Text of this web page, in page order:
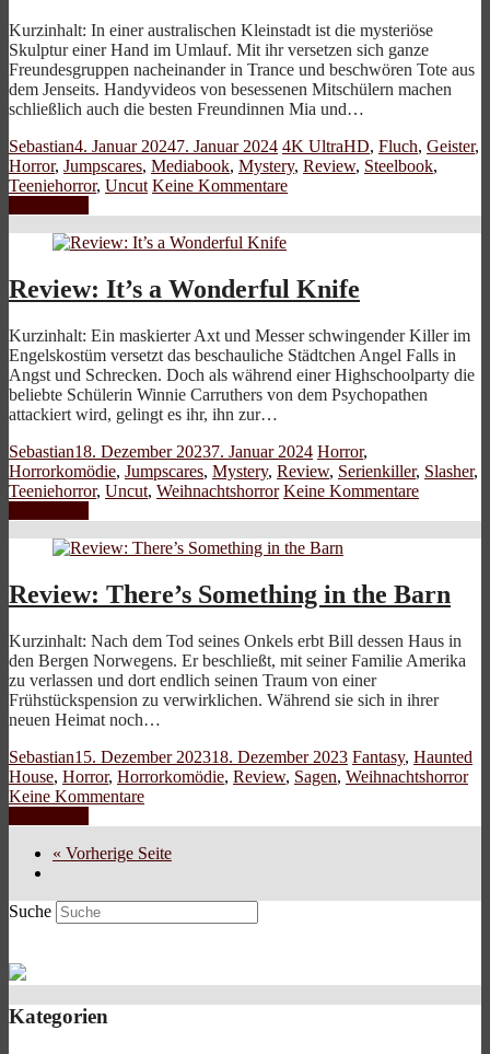
Kurzinhalt: In einer australischen Kleinstadt ist die mysteriöse
Skulptur einer Hand im Umlauf. Mit ihr versetzen sich ganze
Freundesgruppen nacheinander in Trance und beschwören Tote aus
dem Jenseits. Handyvideos von besessenen Mitschülern machen
schließlich auch die besten Freundinnen Mia und…
Sebastian4. Januar 20247. Januar 2024 4K UltraHD, Fluch, Geister,
Horror, Jumpscares, Mediabook, Mystery, Review, Steelbook,
Teeniehorror, Uncut Keine Kommentare
Review: It’s a Wonderful Knife
Kurzinhalt: Ein maskierter Axt und Messer schwingender Killer im
Engelskostüm versetzt das beschauliche Städtchen Angel Falls in
Angst und Schrecken. Doch als während einer Highschoolparty die
beliebte Schülerin Winnie Carruthers von dem Psychopathen
attackiert wird, gelingt es ihr, ihn zur…
Sebastian18. Dezember 20237. Januar 2024 Horror,
Horrorkomödie, Jumpscares, Mystery, Review, Serienkiller, Slasher,
Teeniehorror, Uncut, Weihnachtshorror Keine Kommentare
Review: There’s Something in the Barn
Kurzinhalt: Nach dem Tod seines Onkels erbt Bill dessen Haus in
den Bergen Norwegens. Er beschließt, mit seiner Familie Amerika
zu verlassen und dort endlich seinen Traum von einer
Frühstückspension zu verwirklichen. Während sie sich in ihrer
neuen Heimat noch…
Sebastian15. Dezember 202318. Dezember 2023 Fantasy, Haunted
House, Horror, Horrorkomödie, Review, Sagen, Weihnachtshorror
Keine Kommentare
« Vorherige Seite
Suche
Kategorien